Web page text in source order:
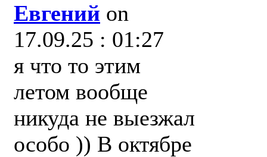
Евгений on
17.09.25 : 01:27
я что то этим
летом вообще
никуда не выезжал
особо )) В октябре